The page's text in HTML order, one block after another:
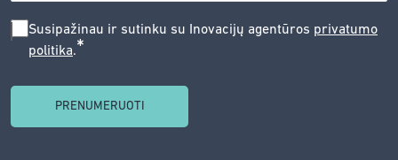
SUSIPAŽINAU
SUTINKU
Susipažinau ir sutinku su Inovacijų agentūros privatumo
politika.*